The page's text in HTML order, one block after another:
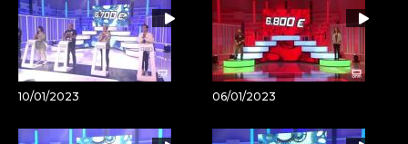
10/01/2023 06/01/2023